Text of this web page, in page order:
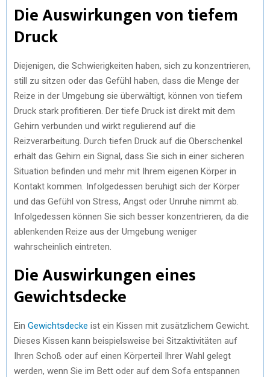
Die Auswirkungen von tiefem
Druck
Diejenigen, die Schwierigkeiten haben, sich zu konzentrieren,
still zu sitzen oder das Gefühl haben, dass die Menge der
Reize in der Umgebung sie überwältigt, können von tiefem
Druck stark profitieren. Der tiefe Druck ist direkt mit dem
Gehirn verbunden und wirkt regulierend auf die
Reizverarbeitung. Durch tiefen Druck auf die Oberschenkel
erhält das Gehirn ein Signal, dass Sie sich in einer sicheren
Situation befinden und mehr mit Ihrem eigenen Körper in
Kontakt kommen. Infolgedessen beruhigt sich der Körper
und das Gefühl von Stress, Angst oder Unruhe nimmt ab.
Infolgedessen können Sie sich besser konzentrieren, da die
ablenkenden Reize aus der Umgebung weniger
wahrscheinlich eintreten.
Die Auswirkungen eines
Gewichtsdecke
Ein Gewichtsdecke ist ein Kissen mit zusätzlichem Gewicht.
Dieses Kissen kann beispielsweise bei Sitzaktivitäten auf
Ihren Schoß oder auf einen Körperteil Ihrer Wahl gelegt
werden, wenn Sie im Bett oder auf dem Sofa entspannen